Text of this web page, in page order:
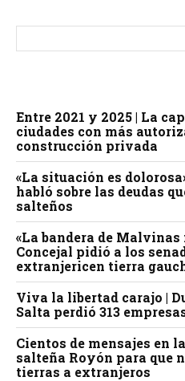
Entre 2021 y 2025 | La
ciudades con más
construcción privada
«La situación es
habló sobre las deudas
salteños
«La bandera de
Concejal pidió a los
extranjericen tierra
Viva la libertad carajo |
Salta perdió 313
Cientos de mensajes en
salteña Royón para que
tierras a extranjeros